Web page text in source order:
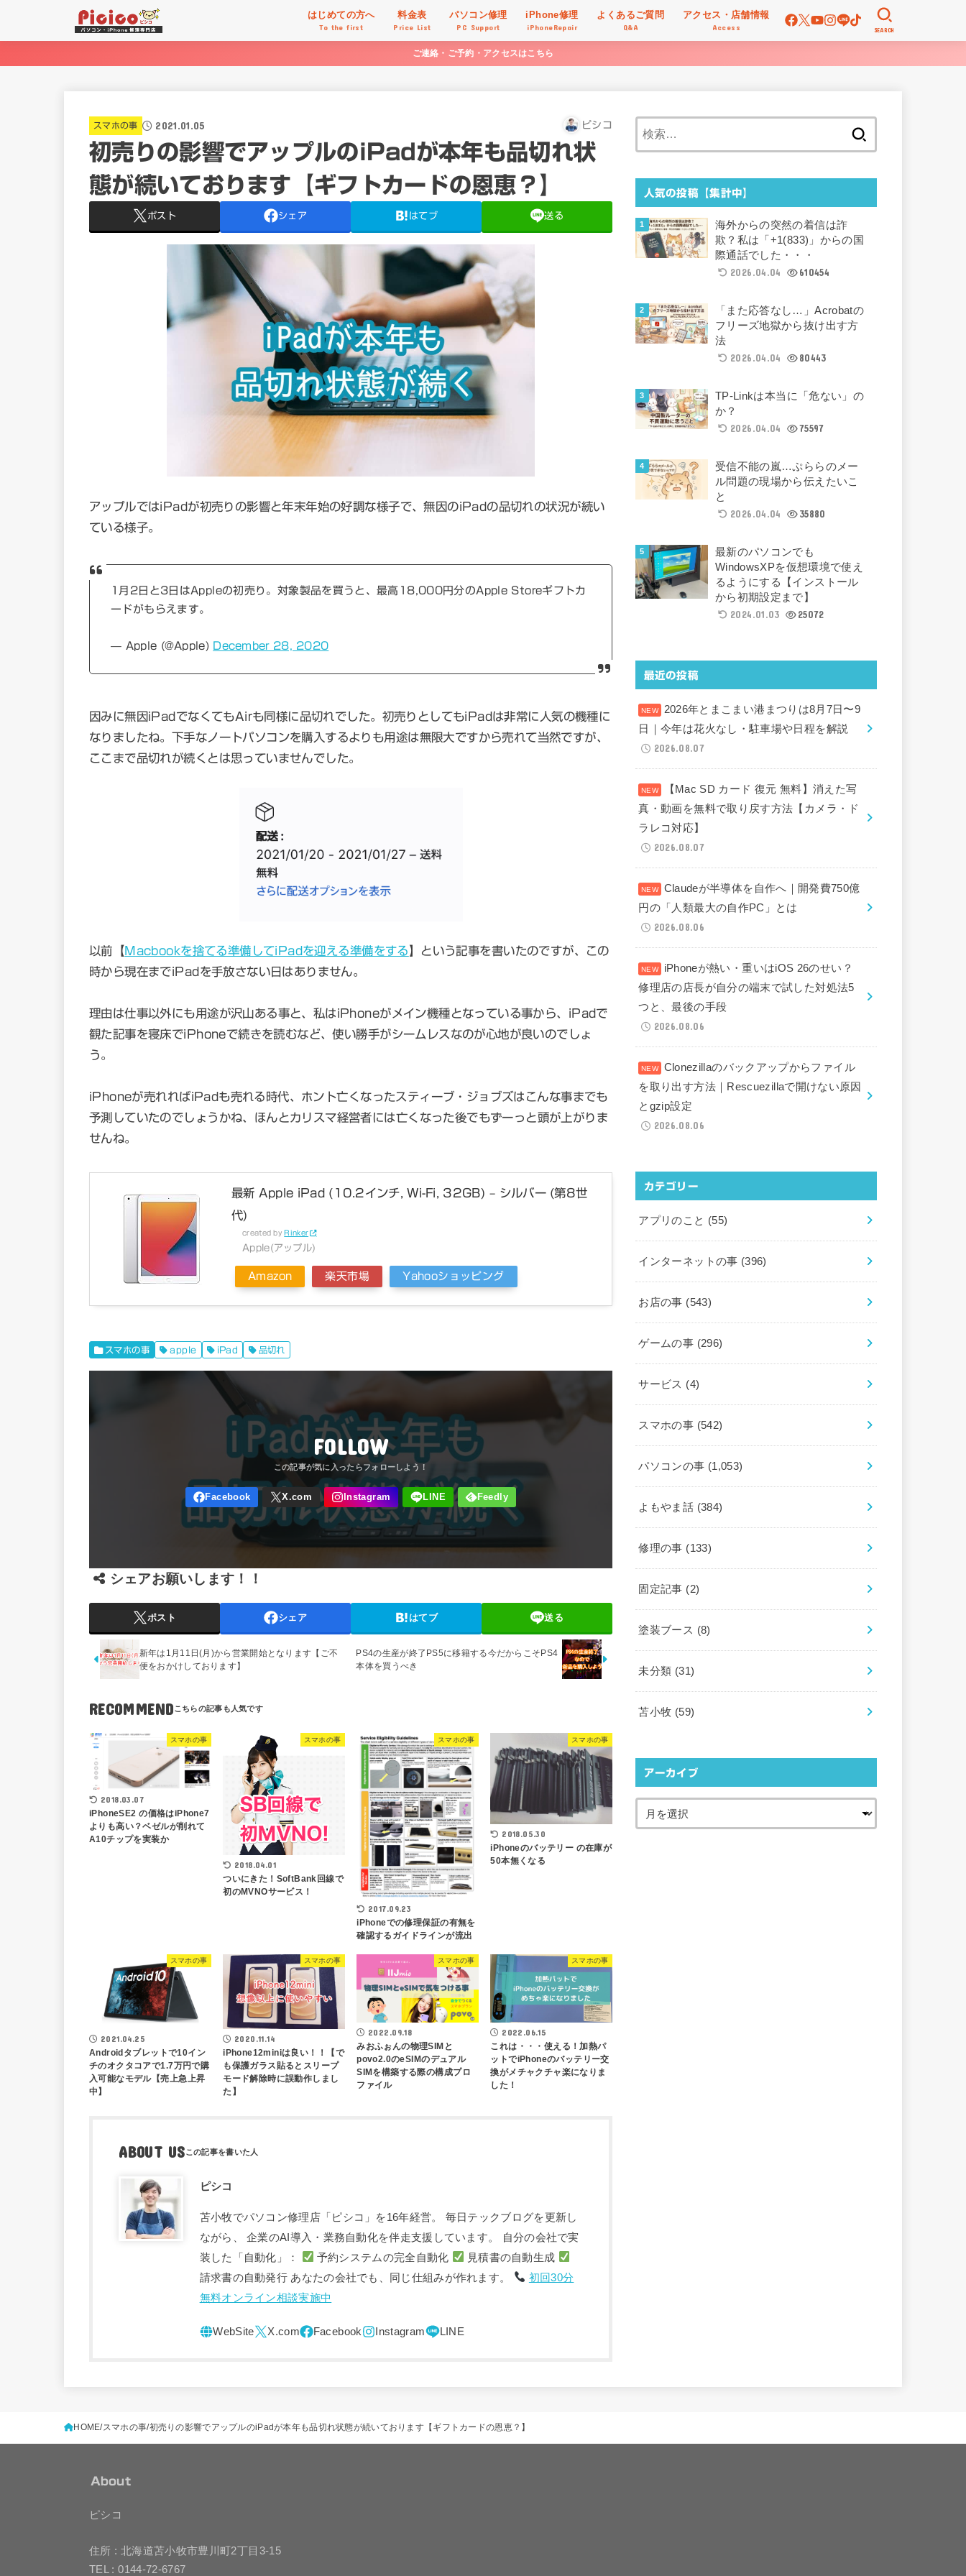
はじめての方へ
To the first
料金表
Price List
パソコン修理
PC Support
iPhone修理
iPhoneRepair
よくあるご質問
Q&A
アクセス・店舗情報
Access SEARCH
ご連絡・ご予約・アクセスはこちら
スマホの事 2021.01.05 ピシコ
初売りの影響でアップルのiPadが本年も品切れ状
態が続いております【ギフトカードの恩恵？】
ポスト シェア はてブ 送る
アップルではiPadが初売りの影響と年末年始の好調な様子で、無因のiPadの品切れの状況が続い
ている様子。
1月2日と3日はAppleの初売り。対象製品を買うと、最高18,000円分のApple Storeギフトカ
ードがもらえます。
— Apple (@Apple) December 28, 2020
因みに無因iPadでなくてもAirも同様に品切れでした。初売りとしてもiPadは非常に人気の機種に
なりましたね。下手なノートパソコンを購入するよりも用途は無限大ですから売れて当然ですが、
ここまで品切れが続くとは思っていませんでした。
以前【Macbookを捨てる準備してiPadを迎える準備をする】という記事を書いたのですが、この
時から現在までiPadを手放さない日はありません。
理由は仕事以外にも用途が沢山ある事と、私はiPhoneがメイン機種となっている事から、iPadで
観た記事を寝床でiPhoneで続きを読むなど、使い勝手がシームレスなのが心地が良いのでしょ
う。
iPhoneが売れればiPadも売れる時代、ホント亡くなったスティーブ・ジョブズはこんな事までも
予測していたのでしょうかね、ほんとカリスマ経営者には亡くなった後でもずーっと頭が上がりま
せんね。
最新 Apple iPad (10.2インチ, Wi-Fi, 32GB) – シルバー (第8世
代)
created by Rinker
Apple(アップル)
Amazon 楽天市場 Yahooショッピング
スマホの事 apple iPad 品切れ
FOLLOW
シェアお願いします！！
ポスト シェア はてブ 送る
PS4の生産が終了PS5に移籍する今だからこそPS4
本体を買うべき
新年は1月11日(月)から営業開始となります【ご不
便をおかけしております】
RECOMMEND
スマホの事
2018.03.07
iPhoneSE2 の価格はiPhone7
よりも高い？ベゼルが削れて
A10チップを実装か
スマホの事
2018.04.01
ついにきた！SoftBank回線で
初のMVNOサービス！
スマホの事
2017.09.23
iPhoneでの修理保証の有無を
確認するガイドラインが流出
スマホの事
2018.05.30
iPhoneのバッテリー の在庫が
50本無くなる
スマホの事
2021.04.25
Androidタブレットで10イン
チのオクタコアで1.7万円で購
入可能なモデル【売上急上昇
中】
スマホの事
2020.11.14
iPhone12miniは良い！！【で
も保護ガラス貼るとスリープ
モード解除時に誤動作しまし
た】
スマホの事
2022.09.18
みおふぉんの物理SIMと
povo2.0のeSIMのデュアル
SIMを構築する際の構成プロ
ファイル
スマホの事
2022.06.15
これは・・・使える！加熱パ
ットでiPhoneのバッテリー交
換がメチャクチャ楽になりま
した！
ABOUT US
ピシコ
苫小牧でパソコン修理店「ピシコ」を16年経営。 毎日テックブログを更新し
ながら、 企業のAI導入・業務自動化を伴走支援しています。 自分の会社で実
装した「自動化」：
予約システムの完全自動化
見積書の自動生成
請求書の自動発行 あなたの会社でも、同じ仕組みが作れます。
初回30分
無料オンライン相談実施中
人気の投稿【集計中】
海外からの突然の着信は詐
欺？私は「+1(833)」からの国
際通話でした・・・
2026.04.04
610454
「また応答なし…」Acrobatの
フリーズ地獄から抜け出す方
法
2026.04.04
80443
TP-Linkは本当に「危ない」の
か？
2026.04.04
75597
受信不能の嵐…ぷららのメー
ル問題の現場から伝えたいこ
と
2026.04.04
35880
最新のパソコンでも
WindowsXPを仮想環境で使え
るようにする【インストール
から初期設定まで】
2024.01.03
25072
最近の投稿
2026年とまこまい港まつりは8月7日〜9
日｜今年は花火なし・駐車場や日程を解説
2026.08.07
【Mac SD カード 復元 無料】消えた写
真・動画を無料で取り戻す方法【カメラ・ド
ラレコ対応】
2026.08.07
Claudeが半導体を自作へ｜開発費750億
円の「人類最大の自作PC」とは
2026.08.06
iPhoneが熱い・重いはiOS 26のせい？
修理店の店長が自分の端末で試した対処法5
つと、最後の手段
2026.08.06
Clonezillaのバックアップからファイル
を取り出す方法｜Rescuezillaで開けない原因
とgzip設定
2026.08.06
カテゴリー
アプリのこと (55)
インターネットの事 (396)
お店の事 (543)
ゲームの事 (296)
サービス (4)
スマホの事 (542)
パソコンの事 (1,053)
よもやま話 (384)
修理の事 (133)
固定記事 (2)
塗装ブース (8)
未分類 (31)
苫小牧 (59)
アーカイブ
HOME スマホの事 初売りの影響でアップルのiPadが本年も品切れ状態が続いております【ギフトカードの恩恵？】
About
ピシコ
住所 : 北海道苫小牧市豊川町2丁目3-15
TEL : 0144-72-6767